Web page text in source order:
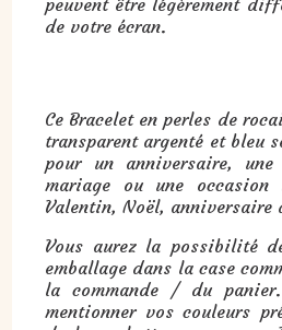
de votre écran.
Ce Bracelet en perles de
transparent argenté et bleu
pour un anniversaire,
mariage ou une occasion
Valentin, Noël,
Vous aurez la possibilité
emballage dans la case
la commande / du
mentionner vos couleurs